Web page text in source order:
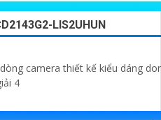
LIS2UHUN
camera thiết kế kiểu dáng
4